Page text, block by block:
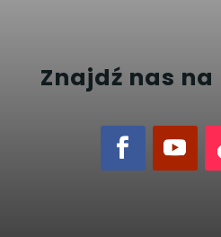
Znajdź nas na